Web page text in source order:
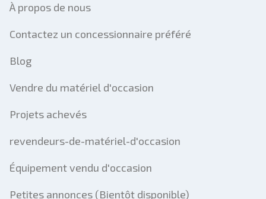
À propos de nous
Contactez un concessionnaire préféré
Blog
Vendre du matériel d'occasion
Projets achevés
revendeurs-de-matériel-d'occasion
Équipement vendu d'occasion
Petites annonces (Bientôt disponible)